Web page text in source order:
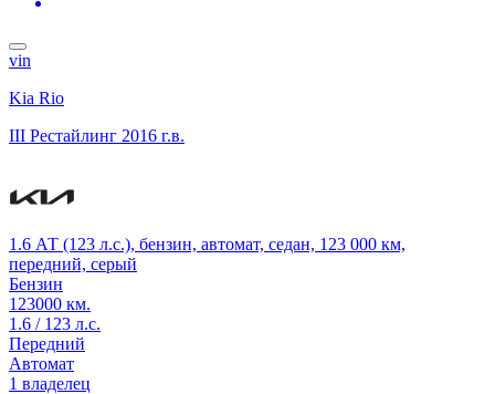
vin
Kia Rio
III Рестайлинг 2016 г.в.
1.6 АТ (123 л.с.), бензин, автомат, седан, 123 000 км,
передний, серый
Бензин
123000 км.
1.6 / 123 л.с.
Передний
Автомат
1 владелец